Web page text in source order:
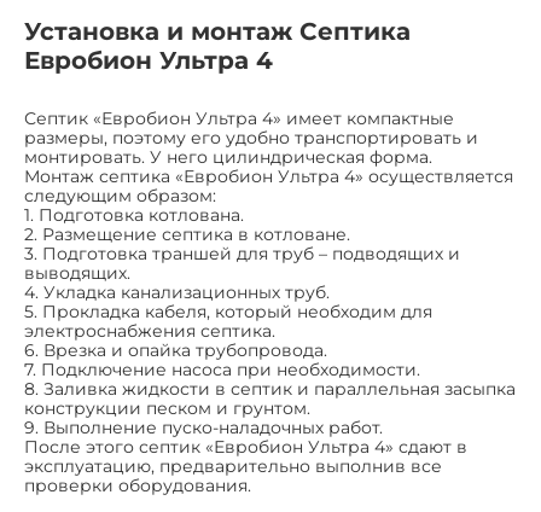
Установка и монтаж Септика
Евробион Ультра 4
Септик «Евробион Ультра 4» имеет компактные
размеры, поэтому его удобно транспортировать и
монтировать. У него цилиндрическая форма.
Монтаж септика «Евробион Ультра 4» осуществляется
следующим образом:
1. Подготовка котлована.
2. Размещение септика в котловане.
3. Подготовка траншей для труб – подводящих и
выводящих.
4. Укладка канализационных труб.
5. Прокладка кабеля, который необходим для
электроснабжения септика.
6. Врезка и опайка трубопровода.
7. Подключение насоса при необходимости.
8. Заливка жидкости в септик и параллельная засыпка
конструкции песком и грунтом.
9. Выполнение пуско-наладочных работ.
После этого септик «Евробион Ультра 4» сдают в
эксплуатацию, предварительно выполнив все
проверки оборудования.